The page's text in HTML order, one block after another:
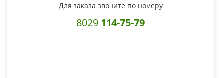
Для заказа звоните по номеру
8029 114-75-79